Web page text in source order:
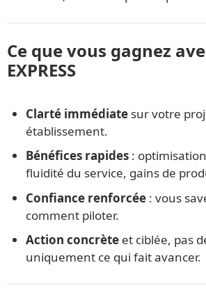
Ce que vous gagnez
EXPRESS
Clarté immédiate sur votre
établissement.
Bénéfices rapides :
fluidité du service, gains de
Confiance renforcée : vous
comment piloter.
Action concrète et ciblée, pas
uniquement ce qui fait avancer.